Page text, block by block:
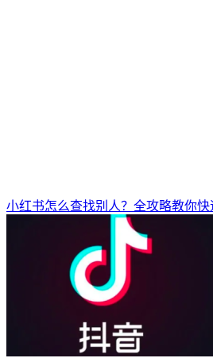
小红书怎么查找别人？全攻略教你快